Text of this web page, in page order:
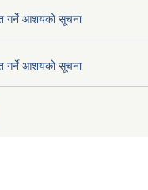
गर्ने आशयको सूचना
गर्ने आशयको सूचना